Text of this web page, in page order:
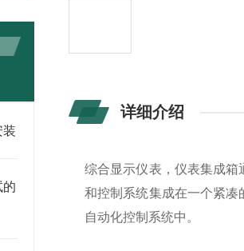
装
的
详细介绍
综合显示仪表，仪表集成
和控制系统集成在一个紧
自动化控制系统中。